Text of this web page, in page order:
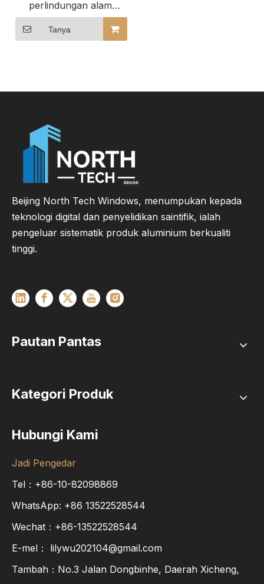
perlindungan alam
sekitar Pintu kaca
gelangsar kayu bersalut
aluminium
Tanya
Beijing North Tech Windows, menumpukan kepada
teknologi digital dan penyelidikan saintifik, ialah
pengeluar sistematik produk aluminium berkualiti
tinggi.
Pautan Pantas
Kategori Produk
Hubungi Kami
Jadi Pengedar
Tel：+86-10-82098869
WhatsApp: +86 13522528544
Wechat：+86-13522528544
E-mel： lilywu202104@gmail.com
Tambah：No.3 Jalan Dongbinhe, Daerah Xicheng,